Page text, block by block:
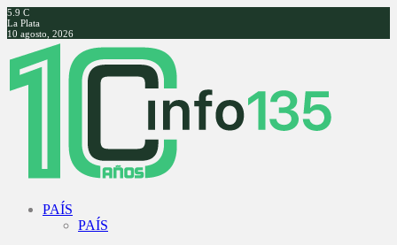
5.9 C
La Plata
10 agosto, 2026
Facebook
Twitter
Instagram
Youtube
PAÍS
PAÍS